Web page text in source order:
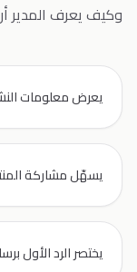
وكيف يعرف المدير
يعرض معلومات
يسهّل مشاركة
يختصر الرد الأول